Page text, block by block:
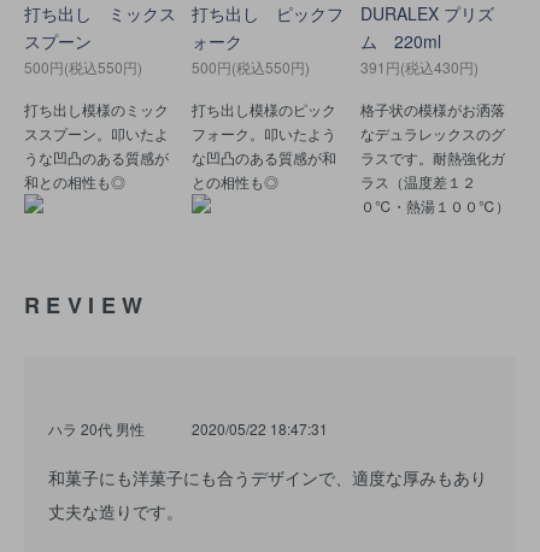
打ち出し ミックス
スプーン
500円(税込550円)
打ち出し模様のミック
ススプーン。叩いたよ
うな凹凸のある質感が
和との相性も◎
打ち出し ピックフ
ォーク
500円(税込550円)
打ち出し模様のピック
フォーク。叩いたよう
な凹凸のある質感が和
との相性も◎
DURALEX プリズ
ム 220ml
391円(税込430円)
格子状の模様がお洒落
なデュラレックスのグ
ラスです。耐熱強化ガ
ラス（温度差１２
０℃・熱湯１００℃）
REVIEW
ハラ 20代 男性 2020/05/22 18:47:31
和菓子にも洋菓子にも合うデザインで、適度な厚みもあり
丈夫な造りです。